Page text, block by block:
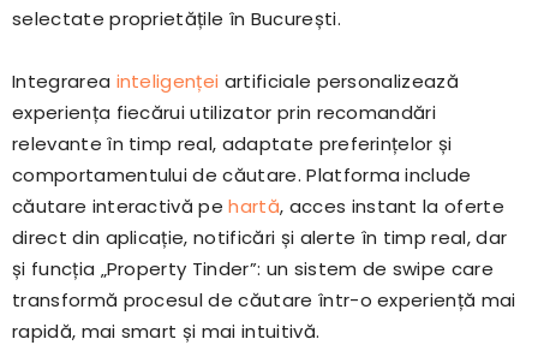
selectate proprietățile în București.
Integrarea inteligenței artificiale personalizează
experiența fiecărui utilizator prin recomandări
relevante în timp real, adaptate preferințelor și
comportamentului de căutare. Platforma include
căutare interactivă pehartă, acces instant la oferte
direct din aplicație, notificări și alerte în timp real, dar
și funcția „Property Tinder”: un sistem de swipe care
transformă procesul de căutare într-o experiență mai
rapidă, mai smart și mai intuitivă.